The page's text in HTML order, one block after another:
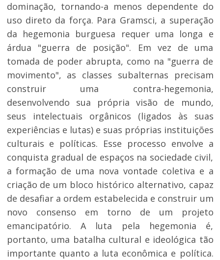
dominação, tornando-a menos dependente do
uso direto da força. Para Gramsci, a superação
da hegemonia burguesa requer uma longa e
árdua "guerra de posição". Em vez de uma
tomada de poder abrupta, como na "guerra de
movimento", as classes subalternas precisam
construir uma contra-hegemonia,
desenvolvendo sua própria visão de mundo,
seus intelectuais orgânicos (ligados às suas
experiências e lutas) e suas próprias instituições
culturais e políticas. Esse processo envolve a
conquista gradual de espaços na sociedade civil,
a formação de uma nova vontade coletiva e a
criação de um bloco histórico alternativo, capaz
de desafiar a ordem estabelecida e construir um
novo consenso em torno de um projeto
emancipatório. A luta pela hegemonia é,
portanto, uma batalha cultural e ideológica tão
importante quanto a luta econômica e política.